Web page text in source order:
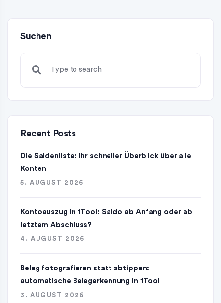
Suchen
Recent Posts
Die Saldenliste: Ihr schneller Überblick über alle
Konten
5. AUGUST 2026
Kontoauszug in 1Tool: Saldo ab Anfang oder ab
letztem Abschluss?
4. AUGUST 2026
Beleg fotografieren statt abtippen:
automatische Belegerkennung in 1Tool
3. AUGUST 2026